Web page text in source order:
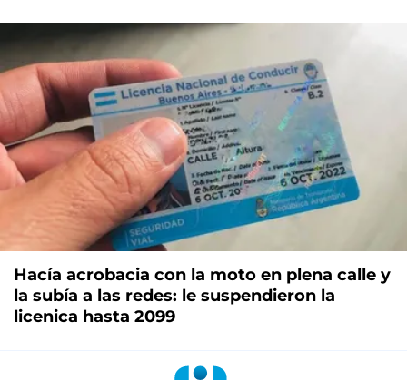
Hacía acrobacia con la moto en plena calle y
la subía a las redes: le suspendieron la
licenica hasta 2099